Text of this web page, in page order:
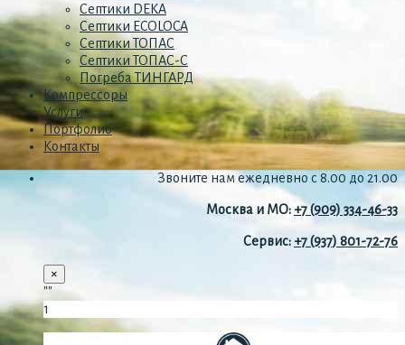
Септики DEKA
Септики ECOLOCA
Септики ТОПАС
Септики ТОПАС-С
Погреба ТИНГАРД
Компрессоры
Услуги
Портфолио
Контакты
Звоните нам ежедневно с 8.00 до 21.00
Москва и МО: +7 (909) 334-46-33
Сервис: +7 (937) 801-72-76
×
""
1